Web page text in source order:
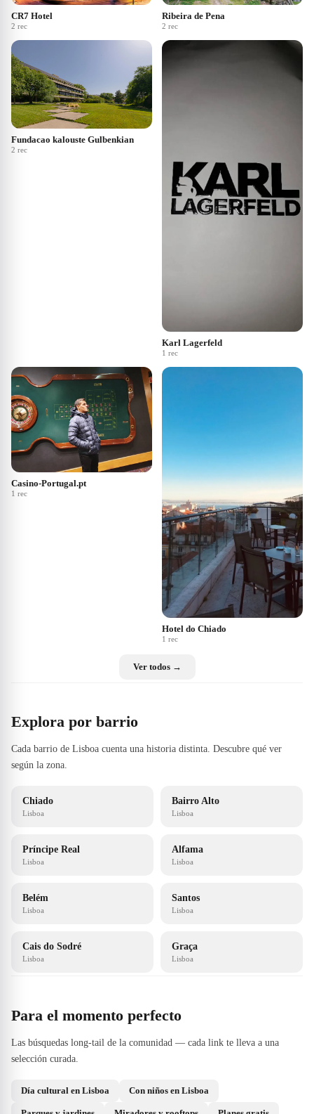
CR7 Hotel
2 rec
Ribeira de Pena
2 rec
Fundacao kalouste Gulbenkian
2 rec
Karl Lagerfeld
1 rec
Casino-Portugal.pt
1 rec
Hotel do Chiado
1 rec
Ver todos →
Explora por barrio
Cada barrio de Lisboa cuenta una historia distinta. Descubre qué ver
según la zona.
Chiado
Lisboa
Bairro Alto
Lisboa
Príncipe Real
Lisboa
Alfama
Lisboa
Belém
Lisboa
Santos
Lisboa
Cais do Sodré
Lisboa
Graça
Lisboa
Para el momento perfecto
Las búsquedas long-tail de la comunidad — cada link te lleva a una
selección curada.
Día cultural en Lisboa Con niños en Lisboa